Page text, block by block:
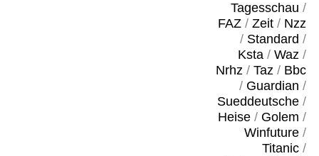
Tagesschau /
FAZ/ Zeit/ Nzz
/ Standard /
Ksta/ Waz/
Nrhz/ Taz/ Bbc
/ Guardian /
Sueddeutsche/
Heise/ Golem /
Winfuture/
Titanic/